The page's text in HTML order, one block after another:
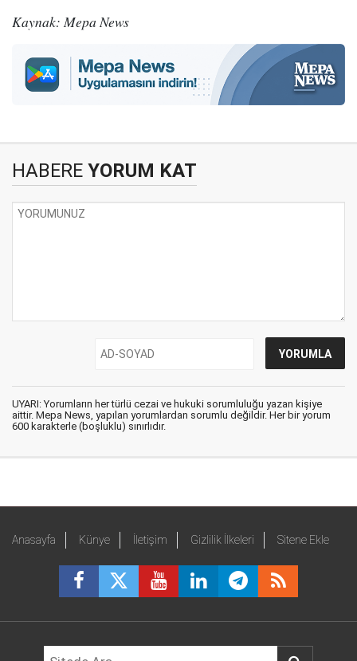
Kaynak: Mepa News
HABERE YORUM KAT
UYARI: Yorumların her türlü cezai ve hukuki sorumluluğu yazan kişiye
aittir. Mepa News, yapılan yorumlardan sorumlu değildir. Her bir yorum
600 karakterle (boşluklu) sınırlıdır.
Anasayfa Künye İletişim Gizlilik İlkeleri Sitene Ekle